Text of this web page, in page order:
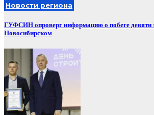
Новости региона
ГУФСИН опроверг информацию о побеге девяти
Новосибирском